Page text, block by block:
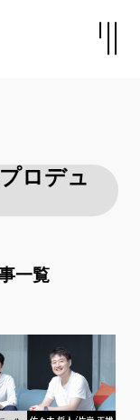
ロデュ
一覧